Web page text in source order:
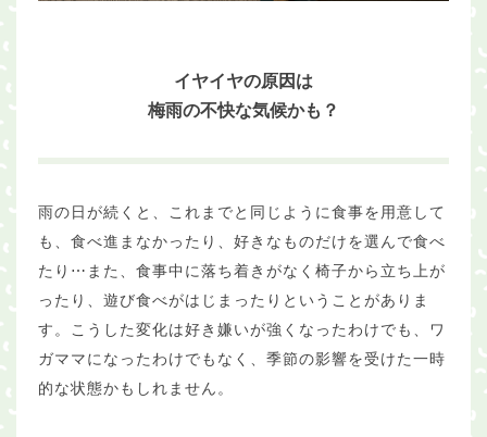
イヤイヤの原因は
梅雨の不快な気候かも？
雨の日が続くと、これまでと同じように食事を用意して
も、食べ進まなかったり、好きなものだけを選んで食べ
たり⋯また、食事中に落ち着きがなく椅子から立ち上が
ったり、遊び食べがはじまったりということがありま
す。こうした変化は好き嫌いが強くなったわけでも、ワ
ガママになったわけでもなく、季節の影響を受けた一時
的な状態かもしれません。